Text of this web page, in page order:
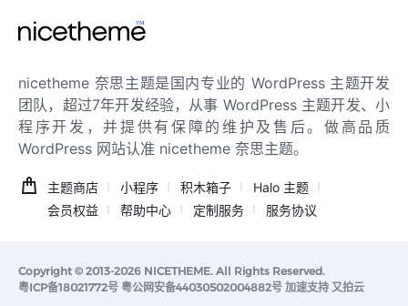
nicetheme 奈思主题是国内专业的 WordPress 主题开发
团队，超过7年开发经验，从事 WordPress 主题开发、小
程序开发，并提供有保障的维护及售后。做高品质
WordPress 网站认准 nicetheme 奈思主题。
主题商店 小程序 积木箱子
Halo 主题
会员权益
帮助中心 定制服务 服务协议
Copyright © 2013-2026 NICETHEME. All Rights Reserved.
粤ICP备18021772号 粤公网安备44030502004882号 加速支持 又拍云